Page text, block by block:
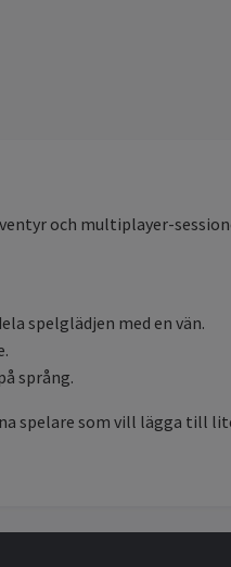
och multiplayer-
spelglädjen med en vän.
språng.
spelare som vill lägga till